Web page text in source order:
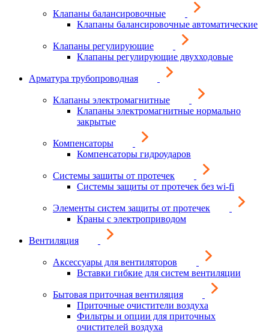
Клапаны балансировочные
Клапаны балансировочные автоматические
Клапаны регулирующие
Клапаны регулирующие двухходовые
Арматура трубопроводная
Клапаны электромагнитные
Клапаны электромагнитные нормально
закрытые
Компенсаторы
Компенсаторы гидроударов
Системы защиты от протечек
Системы защиты от протечек без wi-fi
Элементы систем защиты от протечек
Краны с электроприводом
Вентиляция
Аксессуары для вентиляторов
Вставки гибкие для систем вентиляции
Бытовая приточная вентиляция
Приточные очистители воздуха
Фильтры и опции для приточных
очистителей воздуха